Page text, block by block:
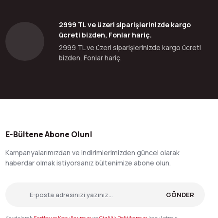
2999 TL ve üzeri siparişlerinizde kargo
ücreti bizden, Fonlar hariç.
2999 TL ve üzeri siparişlerinizde kargo ücreti
bizden, Fonlar hariç.
E-Bültene Abone Olun!
Kampanyalarımızdan ve indirimlerimizden güncel olarak
haberdar olmak istiyorsanız bültenimize abone olun.
GÖNDER